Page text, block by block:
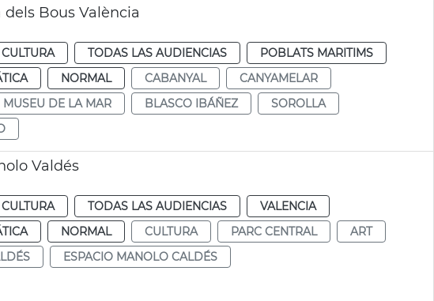
Bous València
CULTURA TODAS LAS AUDIENCIAS
POBLATS MARITIMS
NORMAL CABANYAL
CANYAMELAR
MUSEU DE LA MAR BLASCO IBÁÑEZ
SOROLLA
Valdés
CULTURA TODAS LAS AUDIENCIAS
VALENCIA
NORMAL CULTURA PARC CENTRAL
ART
ESPACIO MANOLO CALDÉS